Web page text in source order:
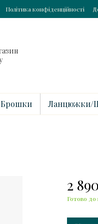
Політика конфіденційності
Брошки Ланцюжки/
2
Готово до